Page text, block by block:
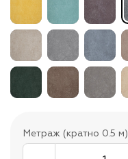
Метраж (кратно 0.5 м)